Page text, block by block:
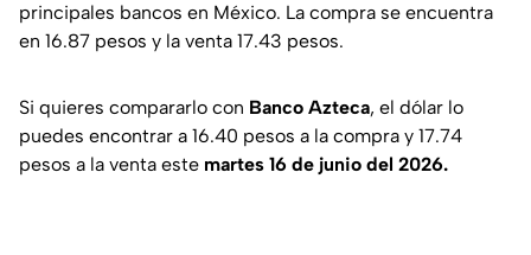
principales bancos en México. La compra se encuentra
en 16.87 pesos y la venta 17.43 pesos.
Si quieres compararlo con Banco Azteca, el dólar lo
puedes encontrar a 16.40 pesos a la compra y 17.74
pesos a la venta este martes 16 de junio del 2026.